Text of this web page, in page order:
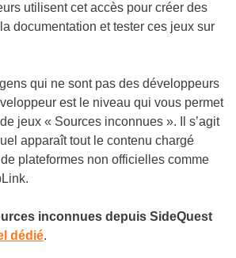
utilisent cet accès pour créer des
documentation et tester ces jeux sur
qui ne sont pas des développeurs
est le niveau qui vous permet
jeux « Sources inconnues ». Il s’agit
apparaît tout le contenu chargé
plateformes non officielles comme
inconnues depuis SideQuest
dédié.